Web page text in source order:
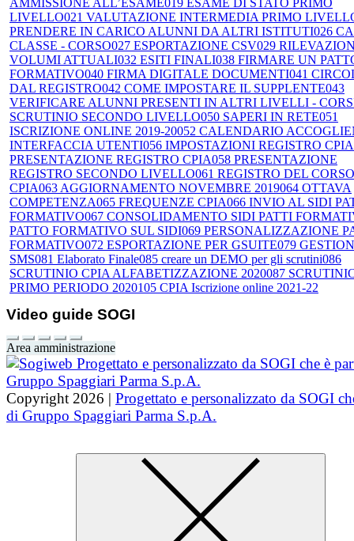
LIVELLO021 VALUTAZIONE INTERMEDIA PRIMO
PRENDERE IN CARICO ALUNNI DA ALTRI ISTITUTI026
CLASSE - CORSO027 ESPORTAZIONE CSV029
VOLUMI ATTUALI032 ESITI FINALI038 FIRMARE UN
FORMATIVO040 FIRMA DIGITALE DOCUMENTI041
DAL REGISTRO042 COME IMPOSTARE IL SUPPLENTE043
VERIFICARE ALUNNI PRESENTI IN ALTRI LIVELLI -
SCRUTINIO SECONDO LIVELLO050 SAPERI IN RETE051
ISCRIZIONE ONLINE 2019-20052 CALENDARIO
INTERFACCIA UTENTI056 IMPOSTAZIONI REGISTRO CPIA
PRESENTAZIONE REGISTRO CPIA058 PRESENTAZIONE
REGISTRO SECONDO LIVELLO061 REGISTRO DEL CORSO
CPIA063 AGGIORNAMENTO NOVEMBRE 2019064 OTTAVA
COMPETENZA065 FREQUENZE CPIA066 INVIO AL SIDI
FORMATIVO067 CONSOLIDAMENTO SIDI PATTI
PATTO FORMATIVO SUL SIDI069 PERSONALIZZAZIONE
FORMATIVO072 ESPORTAZIONE PER GSUITE079
SMS081 Elaborato Finale085 creare un DEMO per gli scrutini086
SCRUTINIO CPIA ALFABETIZZAZIONE 2020087
PRIMO PERIODO 2020105 CPIA Iscrizione online 2021-22
Video guide SOGI
Area amministrazione
Copyright 2026 | Progettato e personalizzato da SOGI
di Gruppo Spaggiari Parma S.p.A.